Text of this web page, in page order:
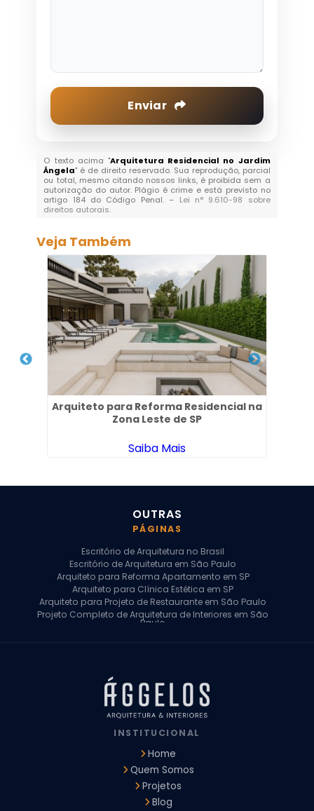
Enviar
O texto acima "Arquitetura Residencial no Jardim
Ângela" é de direito reservado. Sua reprodução, parcial
ou total, mesmo citando nossos links, é proibida sem a
autorização do autor. Plágio é crime e está previsto no
artigo 184 do Código Penal. – Lei n° 9.610-98 sobre
direitos autorais.
Veja Também
Arquiteto para Reforma Residencial na
Zona Leste de SP
Saiba Mais
OUTRAS
PÁGINAS
Escritório de Arquitetura no Brasil
Escritório de Arquitetura em São Paulo
Arquiteto para Reforma Apartamento em SP
Arquiteto para Clínica Estética em SP
Arquiteto para Projeto de Restaurante em São Paulo
Projeto Completo de Arquitetura de Interiores em São
Paulo
Arquiteto para Projeto Comercial em São Paulo
Arquiteto Comercial
Arquiteto para Reforma de Apartamento
Arquiteto para Reforma Residencial
Arquitetura para Reforma de Casas
Design de Interiores Apartamentos
Design de Interiores Residencial
Empresa de Arquitetura e Design
Empresas de Arquitetura e Design de Interiores
INSTITUCIONAL
Home
Quem Somos
Projetos
Blog